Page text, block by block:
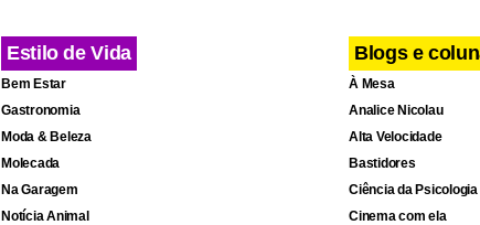
Estilo de Vida
Bem Estar
Gastronomia
Moda & Beleza
Molecada
Na Garagem
Notícia Animal
Blogs e
À Mesa
Analice Nicolau
Alta Velocidade
Bastidores
Ciência da Psicologia
Cinema com ela